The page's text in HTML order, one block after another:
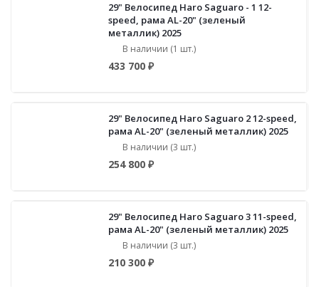
29" Велосипед Haro Saguaro - 1 12-
speed, рама AL-20" (зеленый
металлик) 2025
В наличии (1 шт.)
433 700 ₽
29" Велосипед Haro Saguaro 2 12-speed,
рама AL-20" (зеленый металлик) 2025
В наличии (3 шт.)
254 800 ₽
29" Велосипед Haro Saguaro 3 11-speed,
рама AL-20" (зеленый металлик) 2025
В наличии (3 шт.)
210 300 ₽